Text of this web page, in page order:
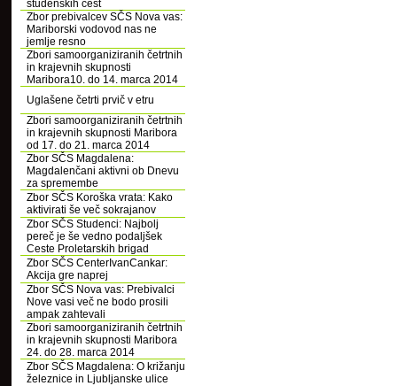
studenških cest
Zbor prebivalcev SČS Nova vas:
Mariborski vodovod nas ne
jemlje resno
Zbori samoorganiziranih četrtnih
in krajevnih skupnosti
Maribora10. do 14. marca 2014
Uglašene četrti prvič v etru
Zbori samoorganiziranih četrtnih
in krajevnih skupnosti Maribora
od 17. do 21. marca 2014
Zbor SČS Magdalena:
Magdalenčani aktivni ob Dnevu
za spremembe
Zbor SČS Koroška vrata: Kako
aktivirati še več sokrajanov
Zbor SČS Studenci: Najbolj
pereč je še vedno podaljšek
Ceste Proletarskih brigad
Zbor SČS CenterIvanCankar:
Akcija gre naprej
Zbor SČS Nova vas: Prebivalci
Nove vasi več ne bodo prosili
ampak zahtevali
Zbori samoorganiziranih četrtnih
in krajevnih skupnosti Maribora
24. do 28. marca 2014
Zbor SČS Magdalena: O križanju
železnice in Ljubljanske ulice